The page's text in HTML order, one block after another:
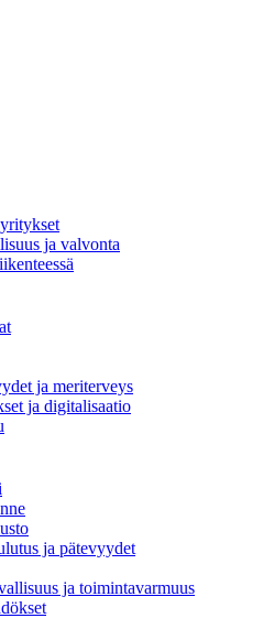
ja valvonta
ja meriterveys
ja digitalisaatio
ja pätevyydet
ja toimintavarmuus